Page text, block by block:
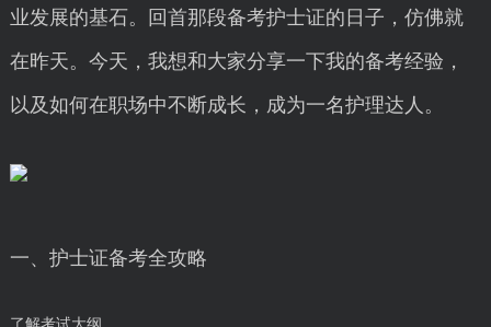
业发展的基石。回首那段备考护士证的日子，仿佛就
在昨天。今天，我想和大家分享一下我的备考经验，
以及如何在职场中不断成长，成为一名护理达人。
一、护士证备考全攻略